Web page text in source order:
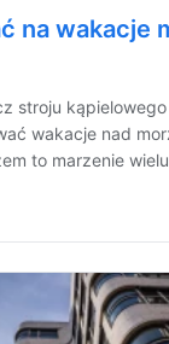
na wakacje
stroju
wakacje nad
to marzenie